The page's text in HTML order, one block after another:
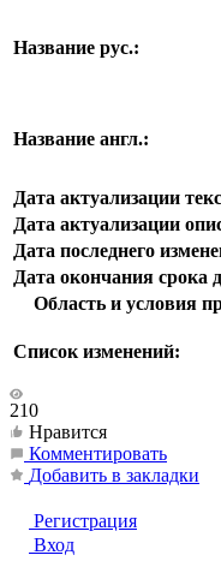
Название рус.:
Название англ.:
Дата актуализации
Дата актуализации
Дата последнего
Дата окончания срока
Область и условия
Список изменений:
210
Нравится
Комментировать
Добавить в закладки
Регистрация
Вход